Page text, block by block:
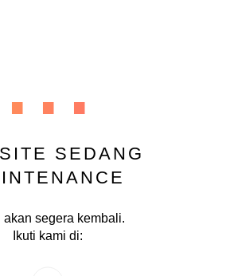
...
SEDANG
akan segera kembali.
Ikuti kami di: